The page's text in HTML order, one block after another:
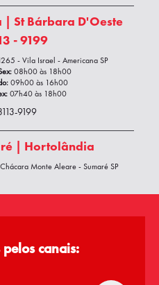
| St Bárbara D'Oeste
- 9199
- Vila Israel - Americana SP
08h00 às 18h00
09h00 às 16h00
07h40 às 18h00
9199
| Hortolândia
Monte Alegre - Sumaré SP
9899
Vendascanais: